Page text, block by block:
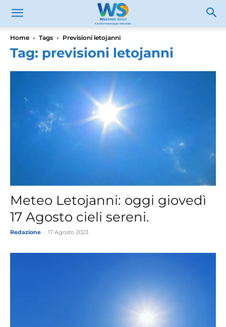
Home Tags Previsioni letojanni
Tag: previsioni letojanni
Meteo Letojanni: oggi giovedì
17 Agosto cieli sereni.
Redazione 17 Agosto 2023